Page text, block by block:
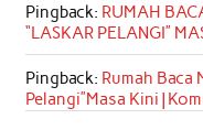
Pingback: RUMAH
“LASKAR PELANGI”
Pingback: Rumah Baca
Pelangi”Masa Kini |